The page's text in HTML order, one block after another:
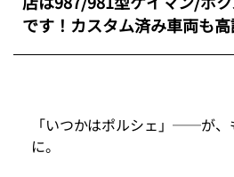
です！カスタム済み車両も
「いつかはポルシェ」──が
に。